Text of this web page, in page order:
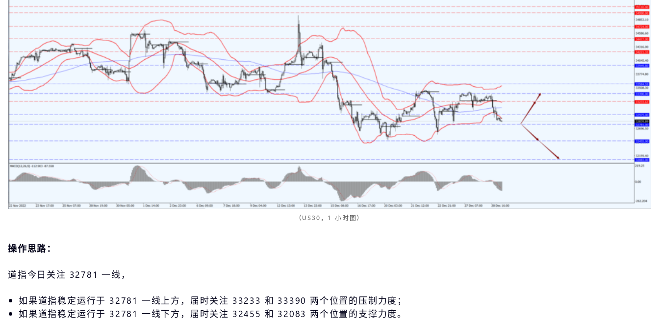
（US30，1 小时图）
操作思路：
道指今日关注 32781 一线，
如果道指稳定运行于 32781 一线上方，届时关注 33233 和 33390 两个位置的压制力度；
如果道指稳定运行于 32781 一线下方，届时关注 32455 和 32083 两个位置的支撑力度。